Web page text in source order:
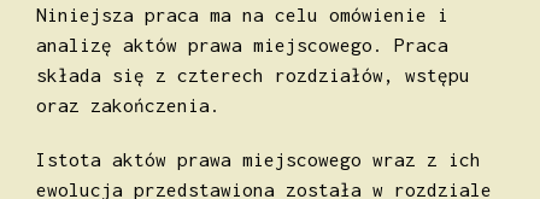
Niniejsza praca ma na celu omówienie i
analizę aktów prawa miejscowego. Praca
składa się z czterech rozdziałów, wstępu
oraz zakończenia.
Istota aktów prawa miejscowego wraz z ich
ewolucja przedstawiona została w rozdziale